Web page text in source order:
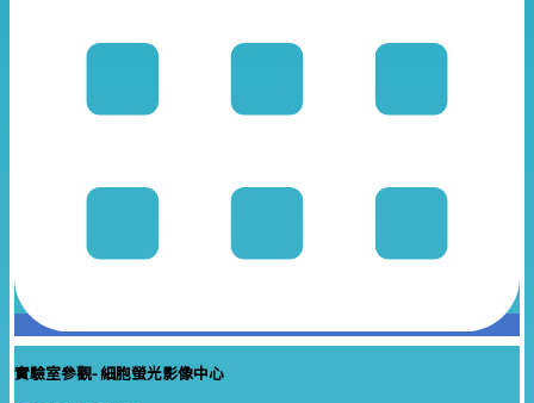
實驗室參觀- 細胞螢光影像中心